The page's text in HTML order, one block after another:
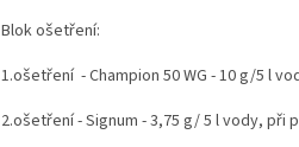
Blok ošetření:
1.ošetření - Champion 50 WG - 10 g/5 l
2.ošetření - Signum - 3,75 g/ 5 l vody, při